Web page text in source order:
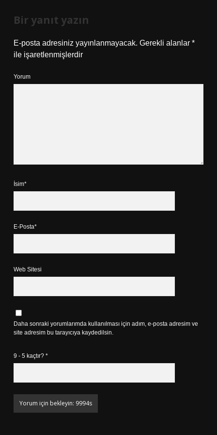
Bir yanıt yazın
E-posta adresiniz yayınlanmayacak. Gerekli alanlar *
ile işaretlenmişlerdir
Yorum
İsim*
E-Posta*
Web Sitesi
Daha sonraki yorumlarımda kullanılması için adım, e-posta adresim ve
site adresim bu tarayıcıya kaydedilsin.
9 - 5 kaçtır? *